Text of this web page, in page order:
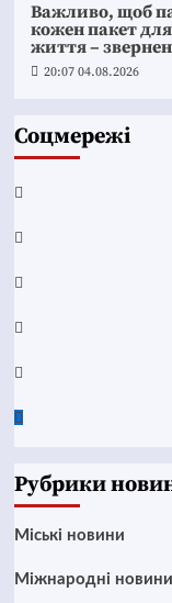
Важливо, щоб
кожен пакет
життя –
20:07 04.08.2026
Соцмережі
Facebook
YouTube
Telegram
Instagram
Twitter
Google
Рубрики
Mіські новини
Міжнародні новини